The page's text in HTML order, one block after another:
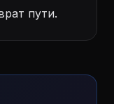
пути.